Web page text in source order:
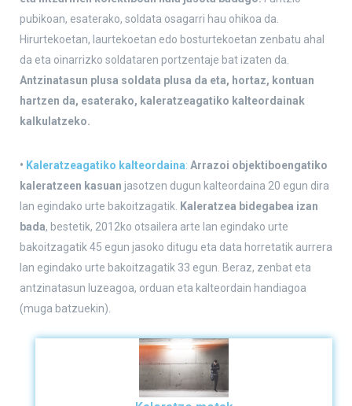
pubikoan, esaterako, soldata osagarri hau ohikoa da.
Hirurtekoetan, laurtekoetan edo bosturtekoetan zenbatu ahal
da eta oinarrizko soldataren portzentaje bat izaten da.
Antzinatasun plusa soldata plusa da eta, hortaz, kontuan
hartzen da, esaterako, kaleratzeagatiko kalteordainak
kalkulatzeko.
• Kaleratzeagatiko kalteordaina: Arrazoi objektiboengatiko
kaleratzeen kasuan jasotzen dugun kalteordaina 20 egun dira
lan egindako urte bakoitzagatik.
Kaleratzea bidegabea izan
bada, bestetik, 2012ko otsailera arte lan egindako urte
bakoitzagatik 45 egun jasoko ditugu eta data horretatik aurrera
lan egindako urte bakoitzagatik 33 egun. Beraz, zenbat eta
antzinatasun luzeagoa, orduan eta kalteordain handiagoa
(muga batzuekin).